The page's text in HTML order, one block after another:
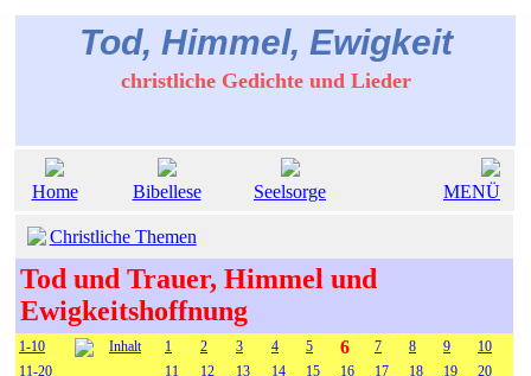
Tod, Himmel, Ewigkeit
christliche Gedichte und Lieder
Home Bibellese Seelsorge MENÜ
Christliche Themen
Tod und Trauer, Himmel und
Ewigkeitshoffnung
1-10 Inhalt 1 2 3 4 5 6 7 8 9
10
11-20
11 12 13 14 15 16 17 18 19
20